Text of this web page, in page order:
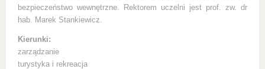
bezpieczeństwo wewnętrzne. Rektorem uczelni jest prof. zw. dr
hab. Marek Stankiewicz.
Kierunki:
zarządzanie
turystyka i rekreacja